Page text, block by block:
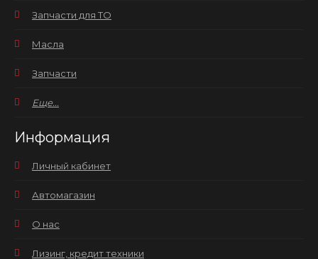
Запчасти для ТО
Масла
Запчасти
Еще...
Информация
Личный кабинет
Автомагазин
О нас
Лизинг, кредит техники